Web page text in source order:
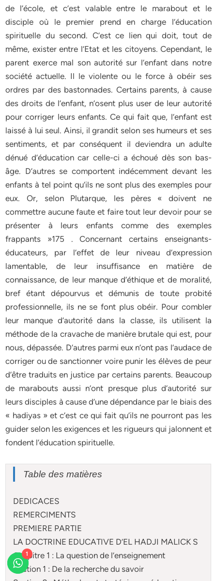
de l’école, et c’est valable entre le marabout et le
disciple où le premier prend en charge l’éducation
spirituelle du second. C’est ce lien qui doit, tout de
même, exister entre l’Etat et les citoyens. Cependant, le
parent exerce mal son autorité sur l’enfant dans notre
société actuelle. Il le violente ou le force à obéir ses
ordres par des bastonnades. Certains parents, à cause
des droits de l’enfant, n’osent plus user de leur autorité
pour corriger leurs enfants. Ce qui fait que, l’enfant est
laissé à lui seul. Ainsi, il grandit selon ses humeurs et ses
sentiments, et par conséquent il deviendra un adulte
dénué d’éducation car celle-ci a échoué dès son bas-
âge. D’autres se comportent indécemment devant les
enfants à tel point qu’ils ne sont plus des exemples pour
eux. Or, selon Plutarque, les pères « doivent ne
commettre aucune faute et faire tout leur devoir pour se
présenter à leurs enfants comme des exemples
frappants »175 . Concernant certains enseignants-
éducateurs, par l’effet de leur niveau d’expression
lamentable, de leur insuffisance en matière de
connaissance, de leur manque d’éthique et de moralité,
bref étant dépourvus et démunis de toute probité
professionnelle, ils ne se font plus obéir. Pour combler
leur manque d’autorité dans la classe, ils utilisent la
méthode de la cravache de manière brutale qui est, pour
nous, dépassée. D’autres parmi eux n’ont pas l’audace de
corriger ou de sanctionner voire punir les élèves de peur
d’être traduits en justice par certains parents. Beaucoup
de marabouts aussi n’ont presque plus d’autorité sur
leurs disciples à cause d’une dépendance par le biais des
« hadiyas » et c’est ce qui fait qu’ils ne pourront pas les
guider selon les exigences et les rigueurs qui jalonnent et
fondent l’éducation spirituelle.
Table des matières
DEDICACES
REMERCIMENTS
PREMIERE PARTIE
LA DOCTRINE EDUCATIVE D’EL HADJI MALICK S
Chapitre 1 : La question de l’enseignement
Section 1 : De la recherche du savoir
1